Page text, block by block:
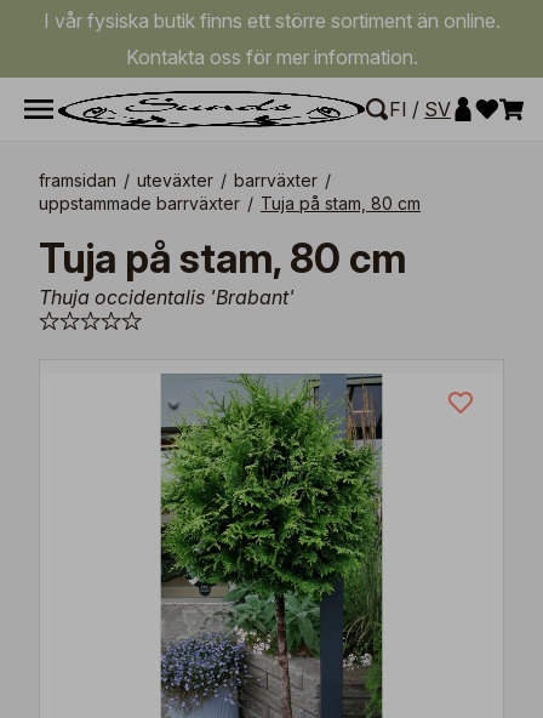
I vår fysiska butik finns ett större sortiment än online.
Kontakta oss för mer information.
FI / SV
framsidan / uteväxter / barrväxter /
uppstammade barrväxter / Tuja på stam, 80 cm
Tuja på stam, 80 cm
Thuja occidentalis 'Brabant'